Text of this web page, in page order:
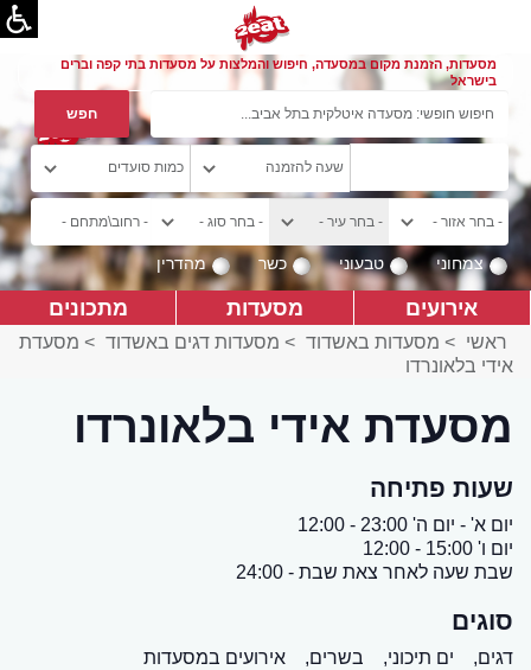
מסעדות, הזמנת מקום במסעדה, חיפוש והמלצות על מסעדות בתי קפה וברים
בישראל
צמחוני טבעוני כשר מהדרין
אירועים מסעדות מתכונים
ראשי > מסעדות באשדוד > מסעדות דגים באשדוד > מסעדת
אידי בלאונרדו
מסעדת אידי בלאונרדו
שעות פתיחה
יום א' - יום ה' 23:00 - 12:00
יום ו' 15:00 - 12:00
שבת שעה לאחר צאת שבת - 24:00
סוגים
דגים, ים תיכוני, בשרים,
אירועים במסעדות